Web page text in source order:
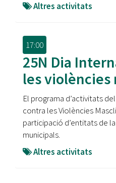
Altres activitats
17:00
25N Dia
les violències
El programa d’activitats
contra les Violències
participació d’entitats de
municipals.
Altres activitats